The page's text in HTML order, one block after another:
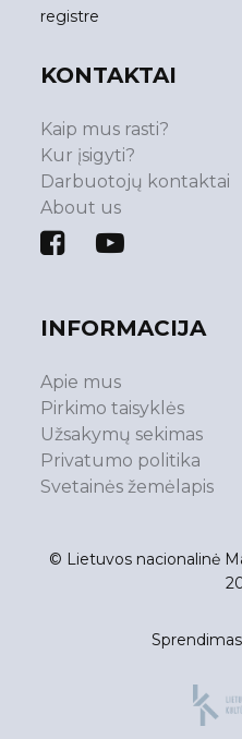
registre
KONTAKTAI
Kaip mus rasti?
Kur įsigyti?
Darbuotojų kontaktai
About us
INFORMACIJA
Apie mus
Pirkimo taisyklės
Užsakymų sekimas
Privatumo politika
Svetainės žemėlapis
© Lietuvos nacionalinė